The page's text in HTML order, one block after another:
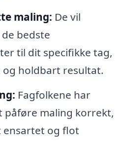
maling: De vil
bedste
til dit specifikke tag,
holdbart resultat.
Fagfolkene har
påføre maling korrekt,
ensartet og flot